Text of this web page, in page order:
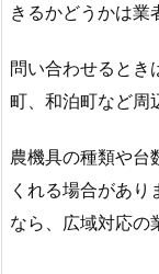
きるかどうかは業
問い合わせるとき
町、和泊町など周
農機具の種類や台
くれる場合があ
なら、広域対応の